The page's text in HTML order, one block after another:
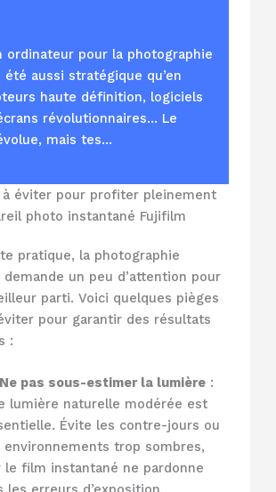
ordinateur pour la photographie
été aussi stratégique qu’en
haute définition, logiciels
révolutionnaires… Le
mais tes…
à éviter pour profiter pleinement
photo instantané Fujifilm
pratique, la photographie
un peu d’attention pour
parti. Voici quelques pièges
pour garantir des résultats
:
Ne pas sous-estimer la lumière:
lumière naturelle modérée est
Évite les contre-jours ou
environnements trop sombres,
le film instantané ne pardonne